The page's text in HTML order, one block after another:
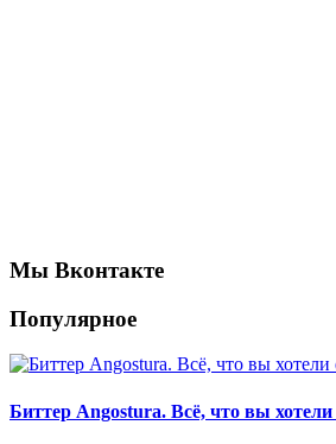
Мы Вконтакте
Популярное
Биттер Angostura. Всё, что вы хотели